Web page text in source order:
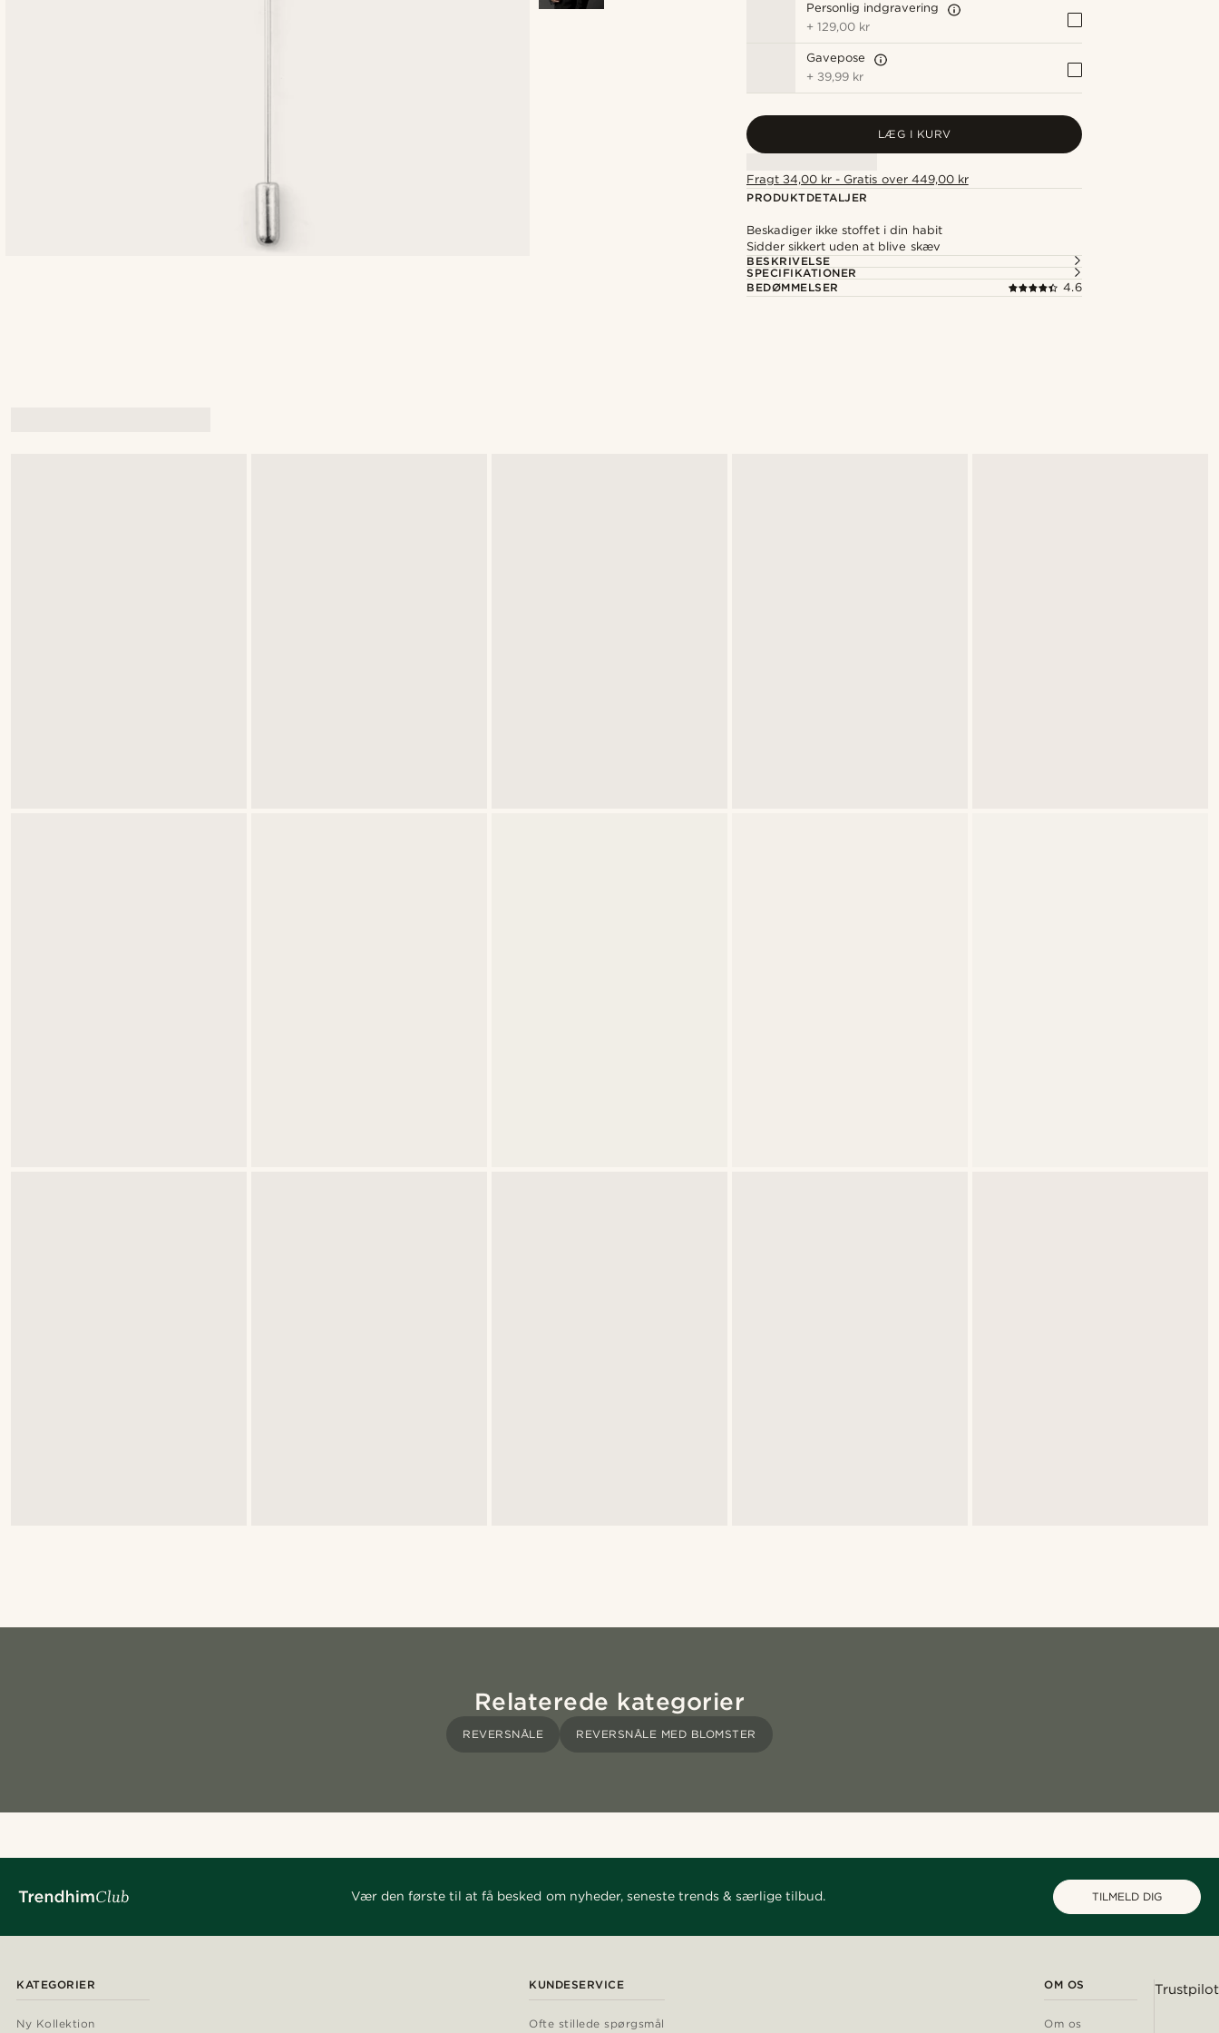
Personlig indgravering
+129,00 kr
Gavepose
+ 39,99 kr
LÆG I KURV
Fragt 34,00 kr - Gratis over 449,00 kr
PRODUKTDETALJER
Beskadiger ikke stoffet i din habit
Sidder sikkert uden at blive skæv
BESKRIVELSE
SPECIFIKATIONER
BEDØMMELSER
4.6
Relaterede kategorier
REVERSNÅLE REVERSNÅLE MED BLOMSTER
Vær den første til at få besked om nyheder, seneste trends & særlige tilbud. TILMELD DIG
KATEGORIER
Ny Kollektion
KUNDESERVICE
Ofte stillede spørgsmål
OM OS
Om os
Trustpilot